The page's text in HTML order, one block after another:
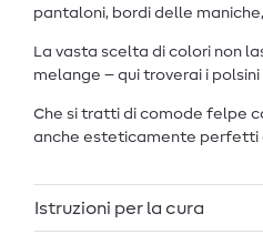
pantaloni, bordi delle
La vasta scelta di colori non
melange – qui troverai i
Che si tratti di comode felpe
anche esteticamente perfetti
Istruzioni per la cura